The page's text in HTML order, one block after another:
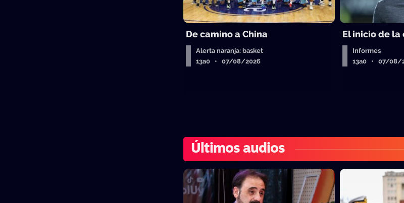
De camino a China
Alerta naranja: basket
13a0 • 07/08/2026
El inicio de la
Informes
13a0 • 07/08/
Últimos audios